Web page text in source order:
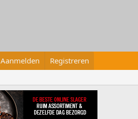
Aanmelden Registreren